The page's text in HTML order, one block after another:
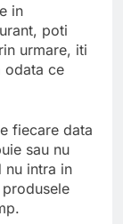
in
poti
urmare, iti
odata ce
fiecare data
sau nu
nu intra in